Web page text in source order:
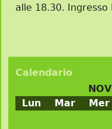
alle 18.30. Ingresso
Calendario
Lun
Mar Mer